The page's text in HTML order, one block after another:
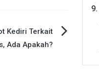
Kediri Terkait
Ada Apakah?